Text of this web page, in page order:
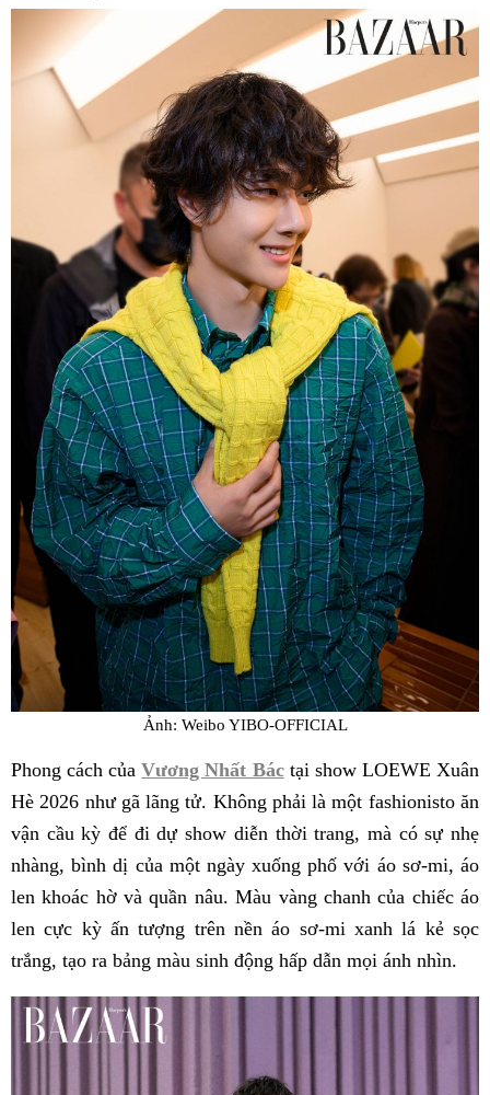
Ảnh: Weibo YIBO-OFFICIAL
Phong cách củaVương Nhất Báctại show LOEWE Xuân
Hè 2026 như gã lãng tử. Không phải là một fashionisto ăn
vận cầu kỳ để đi dự show diễn thời trang, mà có sự nhẹ
nhàng, bình dị của một ngày xuống phố với áo sơ-mi, áo
len khoác hờ và quần nâu. Màu vàng chanh của chiếc áo
len cực kỳ ấn tượng trên nền áo sơ-mi xanh lá kẻ sọc
trắng, tạo ra bảng màu sinh động hấp dẫn mọi ánh nhìn.